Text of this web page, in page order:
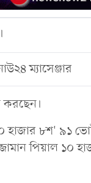
ম্যাসেঞ্জার
করছেন।
৩০ হাজার ৮শ' ৯১
পিয়াল ১০